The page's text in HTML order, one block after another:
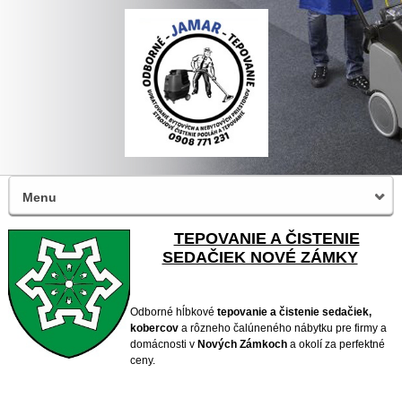
TEPOVANIE A ČISTENIE
SEDAČIEK NOVÉ ZÁMKY
Odborné hĺbkové tepovanie a čistenie sedačiek,
kobercova rôzneho čalúneného nábytku pre firmy a
domácnosti v Nových Zámkoch a okolí za perfektné
ceny.
Menu